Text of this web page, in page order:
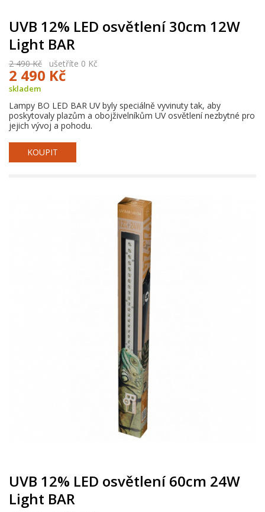
UVB 12% LED osvětlení 30cm 12W
Light BAR
2 490 Kč ušetříte 0 Kč
2 490 Kč
skladem
Lampy BO LED BAR UV byly speciálně vyvinuty tak, aby
poskytovaly plazům a obojživelníkům UV osvětlení nezbytné pro
jejich vývoj a pohodu.
KOUPIT
UVB 12% LED osvětlení 60cm 24W
Light BAR